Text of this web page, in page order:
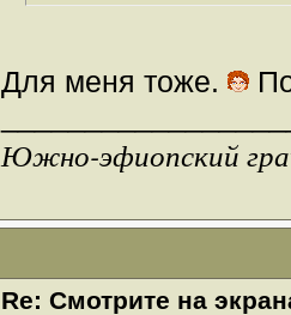
Для меня тоже.
Южно-эфиопский
Re: Смотрите на